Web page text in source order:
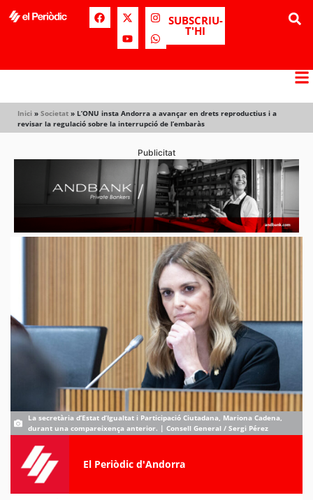
SUBSCRIU-
T'HI
Inici » Societat » L’ONU insta Andorra a avançar en drets reproductius i a
revisar la regulació sobre la interrupció de l’embaràs
Publicitat
La secretària d’Estat d’Igualtat i Participació Ciutadana, Mariona Cadena,
durant una compareixença anterior. | Consell General / Sergi Pérez
El Periòdic d'Andorra